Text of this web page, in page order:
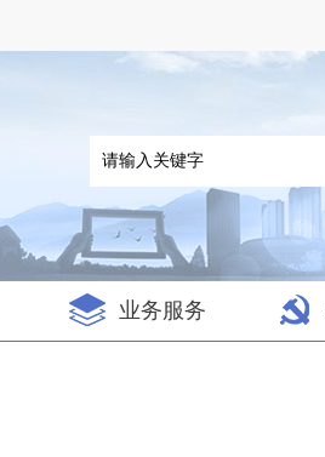
业务服务